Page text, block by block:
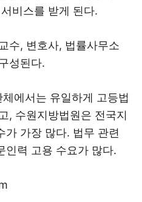
비스를 받게 된다.
수, 변호사, 법률사무소
성된다.
에서는 유일하게 고등법
, 수원지방법원은 전국지
가 가장 많다. 법무 관련
인력 고용 수요가 많다.